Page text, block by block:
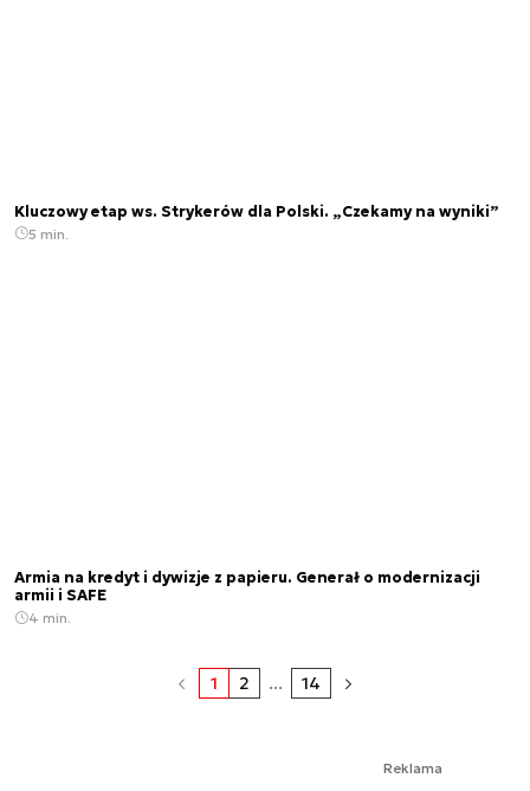
Kluczowy etap ws. Strykerów dla Polski. „Czekamy na wyniki”
5 min.
Armia na kredyt i dywizje z papieru. Generał o modernizacji
armii i SAFE
4 min.
1 2 ... 14
Reklama